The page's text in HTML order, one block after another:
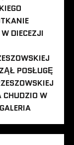
DIECEZJI
POSŁUGĘ
W